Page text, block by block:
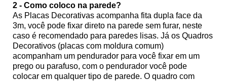
2 - Como coloco na parede?
As Placas Decorativas acompanha fita dupla face da
3m, você pode fixar direto na parede sem furar, neste
caso é recomendado para paredes lisas. Já os Quadros
Decorativos (placas com moldura comum)
acompanham um pendurador para você fixar em um
prego ou parafuso, com o pendurador você pode
colocar em qualquer tipo de parede. O quadro com